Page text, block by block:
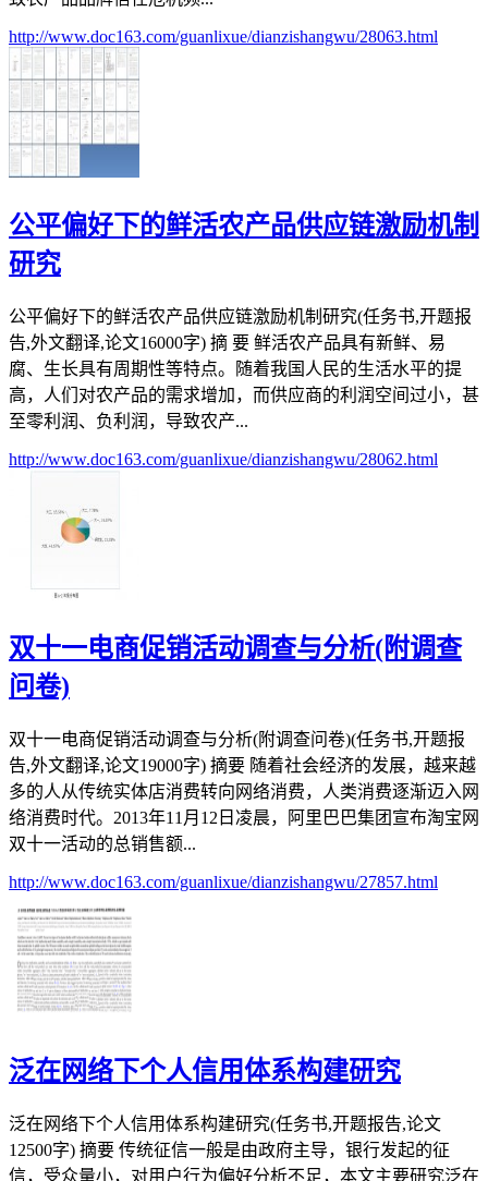
http://www.doc163.com/guanlixue/dianzishangwu/28063.html
公平偏好下的鲜活农产品供应链激励机制
研究
公平偏好下的鲜活农产品供应链激励机制研究(任务书,开题报
告,外文翻译,论文16000字) 摘 要 鲜活农产品具有新鲜、易
腐、生长具有周期性等特点。随着我国人民的生活水平的提
高，人们对农产品的需求增加，而供应商的利润空间过小，甚
至零利润、负利润，导致农产...
http://www.doc163.com/guanlixue/dianzishangwu/28062.html
双十一电商促销活动调查与分析(附调查
问卷)
双十一电商促销活动调查与分析(附调查问卷)(任务书,开题报
告,外文翻译,论文19000字) 摘要 随着社会经济的发展，越来越
多的人从传统实体店消费转向网络消费，人类消费逐渐迈入网
络消费时代。2013年11月12日凌晨，阿里巴巴集团宣布淘宝网
双十一活动的总销售额...
http://www.doc163.com/guanlixue/dianzishangwu/27857.html
泛在网络下个人信用体系构建研究
泛在网络下个人信用体系构建研究(任务书,开题报告,论文
12500字) 摘要 传统征信一般是由政府主导，银行发起的征
信，受众量小，对用户行为偏好分析不足，本文主要研究泛在